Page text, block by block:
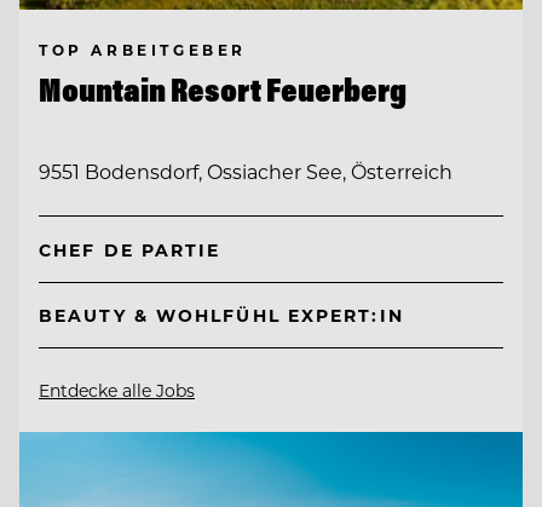
TOP ARBEITGEBER
Mountain Resort Feuerberg
9551 Bodensdorf, Ossiacher See, Österreich
CHEF DE PARTIE
BEAUTY & WOHLFÜHL EXPERT:IN
Entdecke alle Jobs